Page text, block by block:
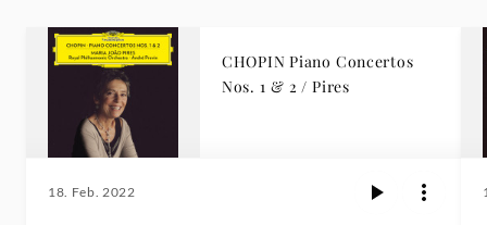
CHOPIN Piano Concertos
Nos. 1 & 2 / Pires
18. Feb. 2022